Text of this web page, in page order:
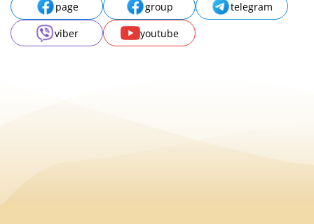
page group
telegram
viber
youtube